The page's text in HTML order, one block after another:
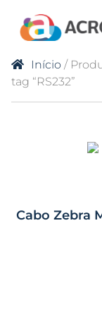
Início /
tag “RS232”
Cabo Zebra